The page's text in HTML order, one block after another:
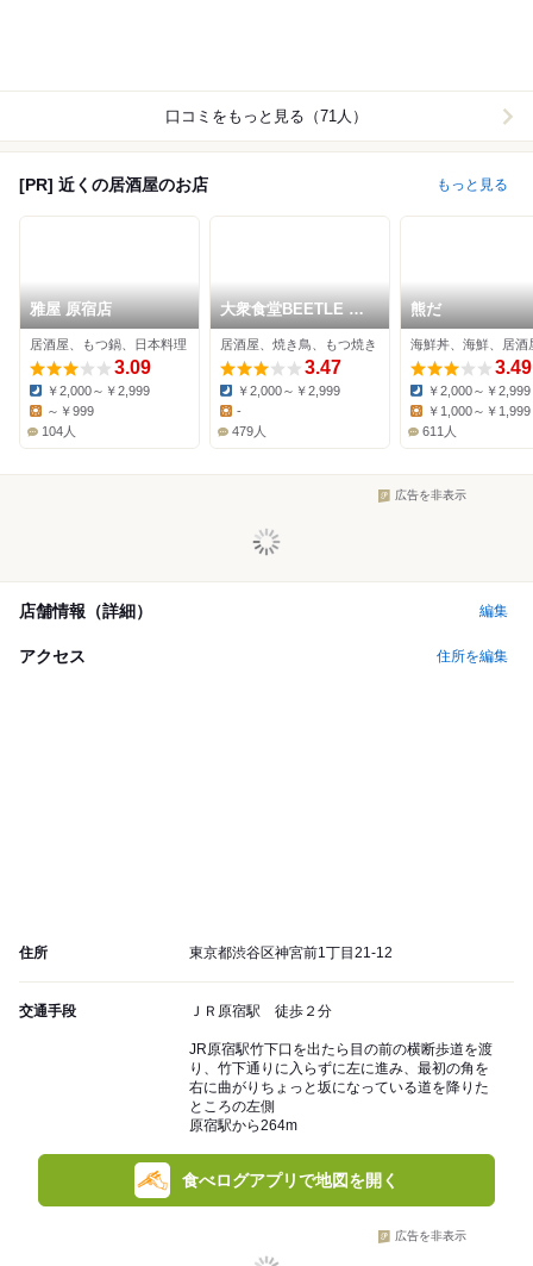
口コミをもっと見る（71人）
[PR] 近くの居酒屋のお店 もっと見る
雅屋 原宿店
居酒屋、もつ鍋、日本料理
3.09
Dinner:
￥2,000～￥2,999
～￥999
104人
大衆食堂BEETLE 原
宿
居酒屋、焼き鳥、もつ焼き
3.47
Dinner:
￥2,000～￥2,999
-
479人
熊だ
海鮮丼、海鮮、居酒
3.49
Dinner:
￥2,000～￥2,999
￥1,000～￥1,999
611人
広告を非表示
店舗情報（詳細） 編集
アクセス 住所を編集
住所 東京都渋谷区神宮前1丁目21-12
交通手段 ＪＲ原宿駅 徒歩２分
JR原宿駅竹下口を出たら目の前の横断歩道を渡
り、竹下通りに入らずに左に進み、最初の角を
右に曲がりちょっと坂になっている道を降りた
ところの左側
原宿駅から264m
食べログアプリで地図を開く
広告を非表示